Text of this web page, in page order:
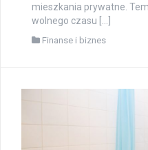
mieszkania prywatne.
wolnego czasu […]
Finanse i biznes